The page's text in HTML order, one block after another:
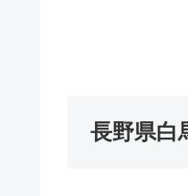
長野県白